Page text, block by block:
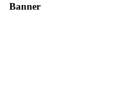
Banner